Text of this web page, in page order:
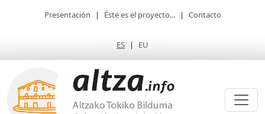
Presentación | Éste es el proyecto... | Contacto
ES | EU